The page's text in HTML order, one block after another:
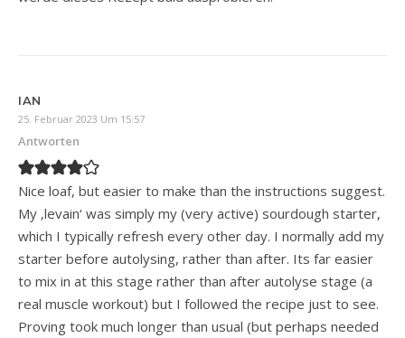
IAN
25. Februar 2023 Um 15:57
Antworten
Nice loaf, but easier to make than the instructions suggest.
My ‚levain‘ was simply my (very active) sourdough starter,
which I typically refresh every other day. I normally add my
starter before autolysing, rather than after. Its far easier
to mix in at this stage rather than after autolyse stage (a
real muscle workout) but I followed the recipe just to see.
Proving took much longer than usual (but perhaps needed